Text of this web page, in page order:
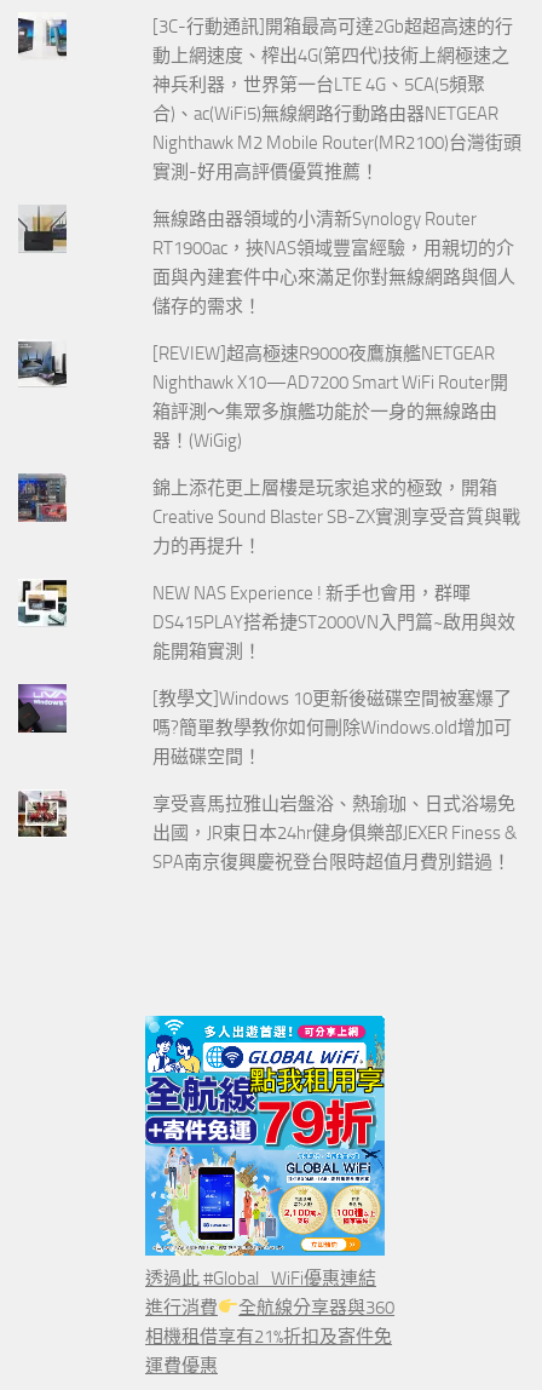
[3C-行動通訊]開箱最高可達2Gb超超高速的行
動上網速度、榨出4G(第四代)技術上網極速之
神兵利器，世界第一台LTE 4G、5CA(5頻聚
合)、ac(WiFi5)無線網路行動路由器NETGEAR
Nighthawk M2 Mobile Router(MR2100)台灣街頭
實測-好用高評價優質推薦！
無線路由器領域的小清新Synology Router
RT1900ac，挾NAS領域豐富經驗，用親切的介
面與內建套件中心來滿足你對無線網路與個人
儲存的需求！
[REVIEW]超高極速R9000夜鷹旗艦NETGEAR
Nighthawk X10—AD7200 Smart WiFi Router開
箱評測～集眾多旗艦功能於一身的無線路由
器！(WiGig)
錦上添花更上層樓是玩家追求的極致，開箱
Creative Sound Blaster SB-ZX實測享受音質與戰
力的再提升！
NEW NAS Experience ! 新手也會用，群暉
DS415PLAY搭希捷ST2000VN入門篇~啟用與效
能開箱實測！
[教學文]Windows 10更新後磁碟空間被塞爆了
嗎?簡單教學教你如何刪除Windows.old增加可
用磁碟空間！
享受喜馬拉雅山岩盤浴、熱瑜珈、日式浴場免
出國，JR東日本24hr健身俱樂部JEXER Finess &
SPA南京復興慶祝登台限時超值月費別錯過！
透過此 #Global_WiFi優惠連結
進行消費
全航線分享器與360
相機租借享有21%折扣及寄件免
運費優惠